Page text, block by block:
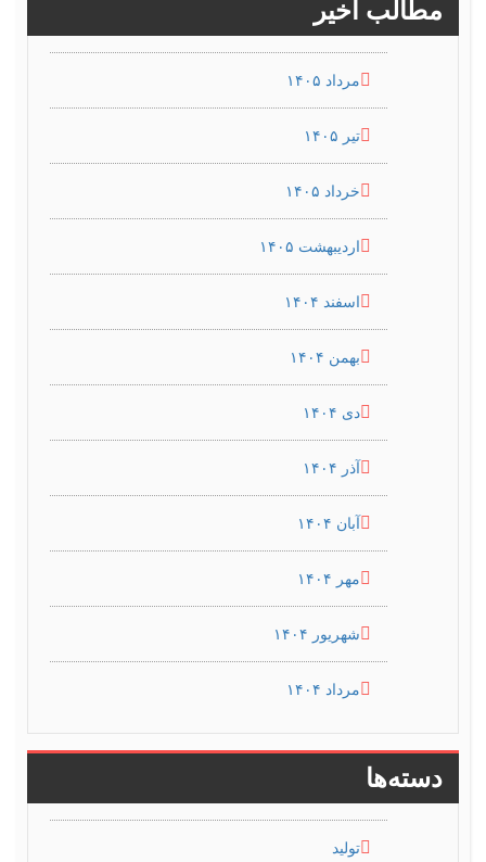
مطالب اخیر
مرداد ۱۴۰۵
تیر ۱۴۰۵
خرداد ۱۴۰۵
اردیبهشت ۱۴۰۵
اسفند ۱۴۰۴
بهمن ۱۴۰۴
دی ۱۴۰۴
آذر ۱۴۰۴
آبان ۱۴۰۴
مهر ۱۴۰۴
شهریور ۱۴۰۴
مرداد ۱۴۰۴
دسته‌ها
تولید